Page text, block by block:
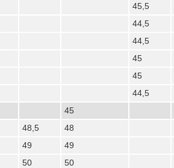
45,5
44,5
44,5
45
45
44,5
45
48,5
48
49
49
50
50